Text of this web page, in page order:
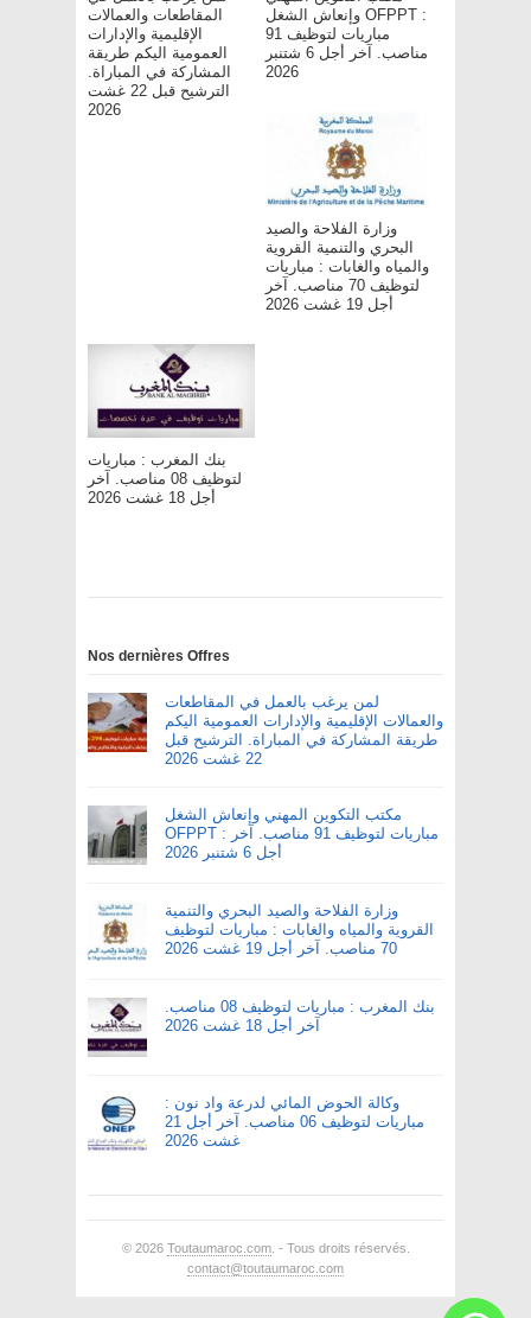
المقاطعات والعمالات
الإقليمية والإدارات
العمومية اليكم طريقة
المشاركة في المباراة.
الترشيح قبل 22 غشت
2026
وإنعاش الشغل OFPPT :
مباريات لتوظيف 91
مناصب. آخر أجل 6 شتنبر
2026
وزارة الفلاحة والصيد
البحري والتنمية القروية
والمياه والغابات : مباريات
لتوظيف 70 مناصب. آخر
أجل 19 غشت 2026
بنك المغرب : مباريات
لتوظيف 08 مناصب. آخر
أجل 18 غشت 2026
Nos dernières Offres
لمن يرغب بالعمل في المقاطعات
والعمالات الإقليمية والإدارات العمومية اليكم
طريقة المشاركة في المباراة. الترشيح قبل
22 غشت 2026
مكتب التكوين المهني وإنعاش الشغل
OFPPT : مباريات لتوظيف 91 مناصب. آخر
أجل 6 شتنبر 2026
وزارة الفلاحة والصيد البحري والتنمية
القروية والمياه والغابات : مباريات لتوظيف
70 مناصب. آخر أجل 19 غشت 2026
بنك المغرب : مباريات لتوظيف 08 مناصب.
آخر أجل 18 غشت 2026
وكالة الحوض المائي لدرعة واد نون :
مباريات لتوظيف 06 مناصب. آخر أجل 21
غشت 2026
© 2026 Toutaumaroc.com. - Tous droits réservés.
contact@toutaumaroc.com